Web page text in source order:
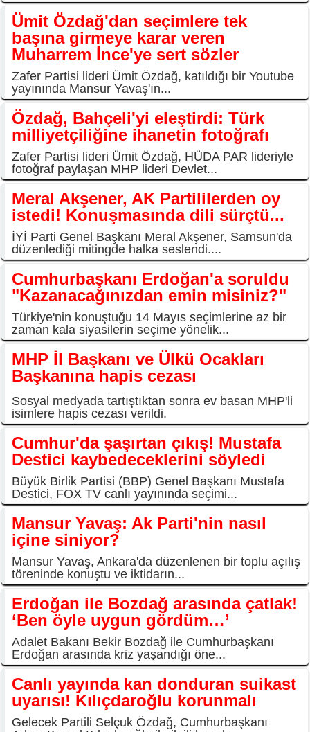
Ümit Özdağ'dan seçimlere tek
başına girmeye karar veren
Muharrem İnce'ye sert sözler
Zafer Partisi lideri Ümit Özdağ, katıldığı bir Youtube
yayınında Mansur Yavaş'ın...
Özdağ, Bahçeli'yi eleştirdi: Türk
milliyetçiliğine ihanetin fotoğrafı
Zafer Partisi lideri Ümit Özdağ, HÜDA PAR lideriyle
fotoğraf paylaşan MHP lideri Devlet...
Meral Akşener, AK Partililerden oy
istedi! Konuşmasında dili sürçtü...
İYİ Parti Genel Başkanı Meral Akşener, Samsun'da
düzenlediği mitingde halka seslendi....
Cumhurbaşkanı Erdoğan'a soruldu
"Kazanacağınızdan emin misiniz?"
Türkiye'nin konuştuğu 14 Mayıs seçimlerine az bir
zaman kala siyasilerin seçime yönelik...
MHP İl Başkanı ve Ülkü Ocakları
Başkanına hapis cezası
Sosyal medyada tartıştıktan sonra ev basan MHP'li
isimlere hapis cezası verildi.
Cumhur'da şaşırtan çıkış! Mustafa
Destici kaybedeceklerini söyledi
Büyük Birlik Partisi (BBP) Genel Başkanı Mustafa
Destici, FOX TV canlı yayınında seçimi...
Mansur Yavaş: Ak Parti'nin nasıl
içine siniyor?
Mansur Yavaş, Ankara'da düzenlenen bir toplu açılış
töreninde konuştu ve iktidarın...
Erdoğan ile Bozdağ arasında çatlak!
‘Ben öyle uygun gördüm…’
Adalet Bakanı Bekir Bozdağ ile Cumhurbaşkanı
Erdoğan arasında kriz yaşandığı öne...
Canlı yayında kan donduran suikast
uyarısı! Kılıçdaroğlu korunmalı
Gelecek Partili Selçuk Özdağ, Cumhurbaşkanı